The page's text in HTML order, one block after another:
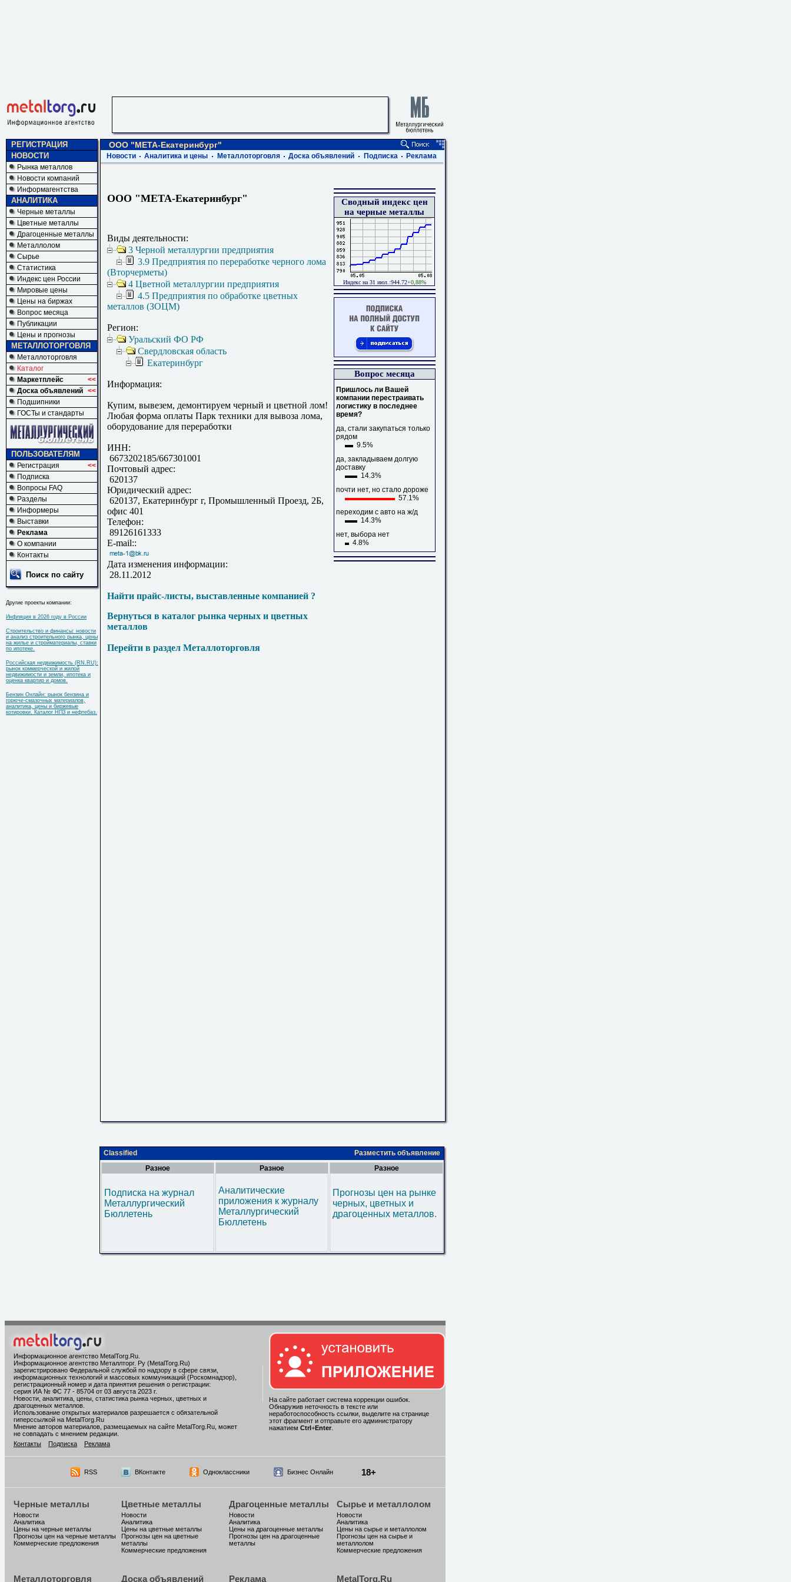
РЕГИСТРАЦИЯ
НОВОСТИ
Рынка металлов
Новости компаний
Информагентства
АНАЛИТИКА
Черные металлы
Цветные металлы
Драгоценные металлы
Металлолом
Сырье
Статистика
Индекс цен России
Мировые цены
Цены на биржах
Вопрос месяца
Публикации
Цены и прогнозы
МЕТАЛЛОТОРГОВЛЯ
Металлоторговля
Каталог
Маркетплейс
<<
Доска объявлений <<
Подшипники
ГОСТы и стандарты
ПОЛЬЗОВАТЕЛЯМ
Регистрация
<<
Подписка
Вопросы FAQ
Разделы
Информеры
Выставки
Реклама
О компании
Контакты
Поиск по сайту
Другие проекты компании:
Инфляция в 2026 году в России
Строительство и финансы: новости
и анализ строительного рынка, цены
на жилье и стройматериалы, ставки
по ипотеке.
Российская недвижимость (RN.RU):
рынок коммерческой и жилой
недвижимости и земли, ипотека и
оценка квартир и домов.
Бензин Онлайн: рынок бензина и
горюче-смазочных материалов,
аналитика, цены и биржевые
котировки. Каталог НПЗ и нефтебаз.
ООО "МЕТА-Екатеринбург"
Новости Аналитика и цены Металлоторговля Доска объявлений Подписка Реклама
ООО "МЕТА-Екатеринбург"
Виды деятельности:
3 Черной металлургии предприятия
3.9 Предприятия по переработке черного лома
(Вторчерметы)
4 Цветной металлургии предприятия
4.5 Предприятия по обработке цветных
металлов (ЗОЦМ)
Регион:
Уральский ФО РФ
Свердловская область
Екатеринбург
Информация:
Купим, вывезем, демонтируем черный и цветной лом!
Любая форма оплаты Парк техники для вывоза лома,
оборудование для переработки
ИНН:
6673202185/667301001
Почтовый адрес:
620137
Юридический адрес:
620137, Екатеринбург г, Промышленный Проезд, 2Б,
офис 401
Телефон:
89126161333
E-mail::
Дата изменения информации:
28.11.2012
Найти прайс-листы, выставленные компанией ?
Вернуться в каталог рынка черных и цветных
металлов
Перейти в раздел Металлоторговля
Сводный индекс цен
на черные металлы
Индекс на 31 июл.:944.72+0,88%
Вопрос месяца
Пришлось ли Вашей
компании перестраивать
логистику в последнее
время?
да, стали закупаться только
рядом
9.5%
да, закладываем долгую
доставку
14.3%
почти нет, но стало дороже
57.1%
переходим с авто на ж/д
14.3%
нет, выбора нет
4.8%
Classified
Разместить объявление
Разное
Подписка на журнал
Металлургический
Бюллетень
Разное
Аналитические
приложения к журналу
Металлургический
Бюллетень
Разное
Прогнозы цен на рынке
черных, цветных и
драгоценных металлов.
Информационное агентство MetalTorg.Ru
Информационное агентство Металлторг. Ру (MetalTorg.Ru)
зарегистрировано Федеральной службой по надзору в сфере связи,
информационных технологий и массовых коммуникаций (Роскомнадзор),
регистрационный номер и дата принятия решения о регистрации:
серия ИА № ФС 77 - 85704 от 03 августа 2023 г.
Новости, аналитика, цены, статистика рынка черных, цветных и
драгоценных металлов.
Использование открытых материалов разрешается с обязательной
гиперссылкой на MetalTorg.Ru
Мнение авторов материалов, размещаемых на сайте MetalTorg.Ru, может
не совпадать с мнением редакции.
Контакты
Подписка Реклама
На сайте работает система коррекции ошибок.
Обнаружив неточность в тексте или
неработоспособность ссылки, выделите на странице
этот фрагмент и отправьте его администратору
нажатием Ctrl +Enter.
RSS ВКонтакте Одноклассники Бизнес Онлайн 18+
Черные металлы
Новости
Аналитика
Цены на черные металлы
Прогнозы цен на черные металлы
Коммерческие предложения
Цветные металлы
Новости
Аналитика
Цены на цветные металлы
Прогнозы цен на цветные
металлы
Коммерческие предложения
Драгоценные металлы
Новости
Аналитика
Цены на драгоценные металлы
Прогнозы цен на драгоценные
металлы
Сырье и металлолом
Новости
Аналитика
Цены на сырье и металлолом
Прогнозы цен на сырье и
металлолом
Коммерческие предложения
Металлоторговля Доска объявлений Реклама MetalTorg.Ru